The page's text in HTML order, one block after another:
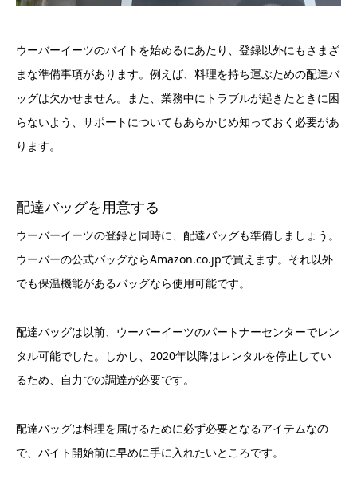
ウーバーイーツのバイトを始めるにあたり、登録以外にもさまざ
まな準備事項があります。例えば、料理を持ち運ぶための配達バ
ッグは欠かせません。また、業務中にトラブルが起きたときに困
らないよう、サポートについてもあらかじめ知っておく必要があ
ります。
配達バッグを用意する
ウーバーイーツの登録と同時に、配達バッグも準備しましょう。
ウーバーの公式バッグならAmazon.co.jpで買えます。それ以外
でも保温機能があるバッグなら使用可能です。
配達バッグは以前、ウーバーイーツのパートナーセンターでレン
タル可能でした。しかし、2020年以降はレンタルを停止してい
るため、自力での調達が必要です。
配達バッグは料理を届けるために必ず必要となるアイテムなの
で、バイト開始前に早めに手に入れたいところです。